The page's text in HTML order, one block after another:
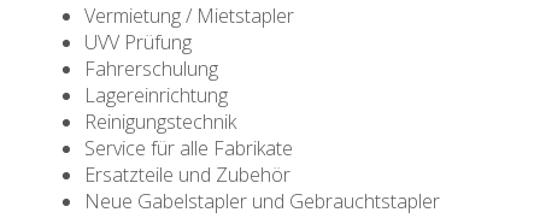
Vermietung / Mietstapler
UVV Prüfung
Fahrerschulung
Lagereinrichtung
Reinigungstechnik
Service für alle Fabrikate
Ersatzteile und Zubehör
Neue Gabelstapler und Gebrauchtstapler